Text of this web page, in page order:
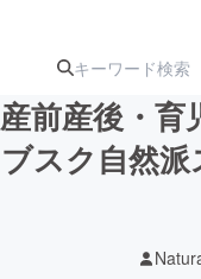
産前産後・育
ブスク自然